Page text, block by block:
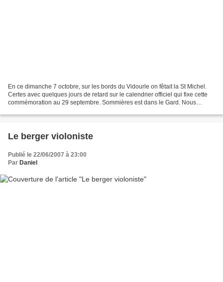
En ce dimanche 7 octobre, sur les bords du Vidourle on fêtait la St Michel.
Certes avec quelques jours de retard sur le calendrier officiel qui fixe cette
commémoration au 29 septembre. Sommières est dans le Gard. Nous
Le berger violoniste
Publié le 22/06/2007 à 23:00
Par Daniel